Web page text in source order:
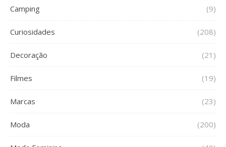
Camping (9)
Curiosidades (208)
Decoração (21)
Filmes (19)
Marcas (23)
Moda (200)